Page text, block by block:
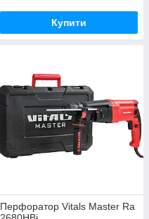
Купити
Перфоратор Vitals Master Ra